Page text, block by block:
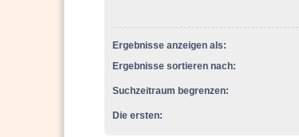
Ergebnisse anzeigen als:
Ergebnisse sortieren nach:
Suchzeitraum begrenzen:
Die ersten: